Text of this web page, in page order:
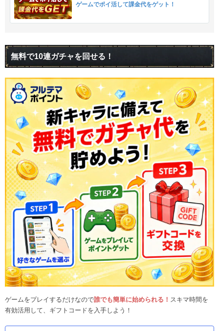
ゲームでポイ活して課金代をゲット！
無料で10連ガチャを回せる！
ゲームをプレイするだけなので誰でも簡単に始められる！ スキマ時間を
有効活用して、ギフトコードを入手しよう！